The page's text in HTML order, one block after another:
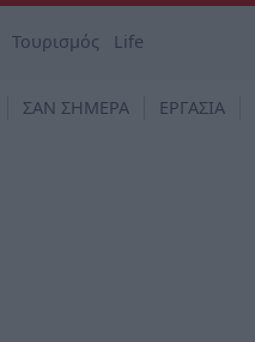
Τουρισμός Life
ΣΑΝ ΣΗΜΕΡΑ ΕΡΓΑΣΙΑ